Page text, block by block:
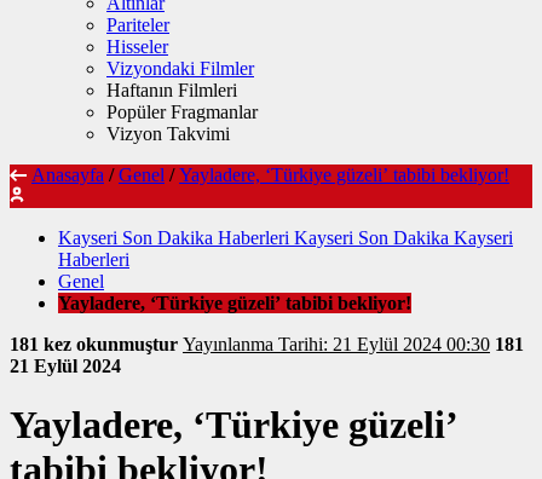
Pariteler
Hisseler
Vizyondaki Filmler
Haftanın Filmleri
Popüler Fragmanlar
Vizyon Takvimi
Anasayfa / Genel / Yayladere, ‘Türkiye güzeli’ tabibi bekliyor!
Kayseri Son Dakika Haberleri Kayseri Son Dakika Kayseri
Haberleri
Genel
Yayladere, ‘Türkiye güzeli’ tabibi bekliyor!
181 kez okunmuştur
Yayınlanma Tarihi: 21 Eylül 2024 00:30 181
21 Eylül 2024
Yayladere, ‘Türkiye güzeli’
tabibi bekliyor!